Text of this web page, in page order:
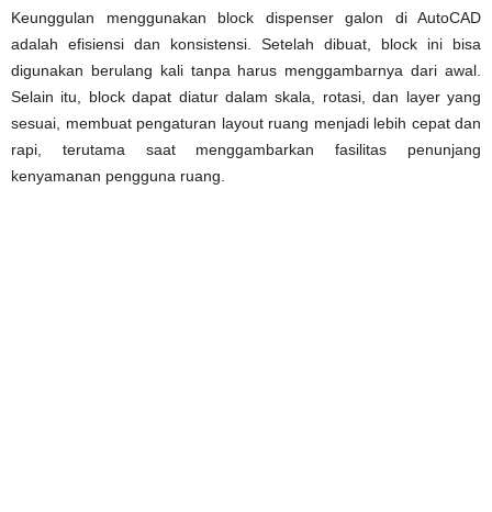
Keunggulan menggunakan block dispenser galon di AutoCAD
adalah efisiensi dan konsistensi. Setelah dibuat, block ini bisa
digunakan berulang kali tanpa harus menggambarnya dari awal.
Selain itu, block dapat diatur dalam skala, rotasi, dan layer yang
sesuai, membuat pengaturan layout ruang menjadi lebih cepat dan
rapi, terutama saat menggambarkan fasilitas penunjang
kenyamanan pengguna ruang.